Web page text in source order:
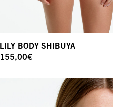
LILY BODY SHIBUYA
155,00€